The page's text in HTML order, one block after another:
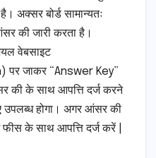
अक्सर बोर्ड सामान्यतः
की जारी करता है।
वेबसाइट
जाकर “Answer Key”
के साथ आपत्ति दर्ज करने
उपलब्ध होगा। अगर आंसर की
फीस के साथ आपत्ति दर्ज करें |